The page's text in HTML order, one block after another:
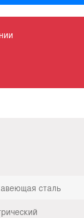
сталь